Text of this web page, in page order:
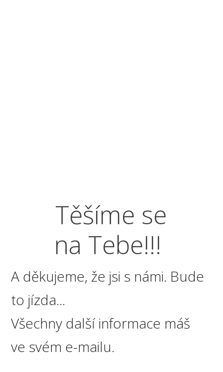
Těšíme se
na Tebe!!!
A děkujeme, že jsi s námi. Bude
to jízda...
Všechny další informace máš
ve svém e-mailu.